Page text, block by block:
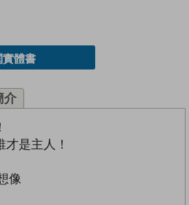
實體書
介
是主人！
像